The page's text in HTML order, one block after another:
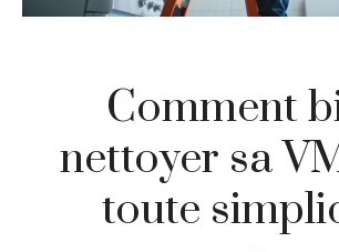
Comment
nettoyer sa
toute